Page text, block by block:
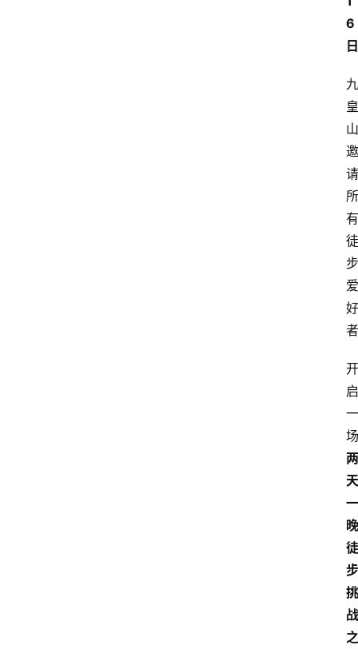
6
日
九
皇
山
邀
请
所
有
徒
步
爱
好
者
开
启
一
场
两
天
一
晚
徒
步
挑
战
之